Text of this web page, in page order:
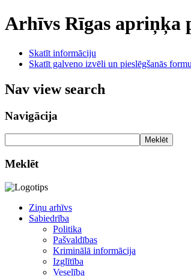
Arhīvs Rīgas apriņķa
Skatīt informāciju
Skatīt galveno izvēli un pieslēgšanās formu
Nav view search
Navigācija
Meklēt
Meklēt
Ziņu arhīvs
Sabiedrība
Politika
Pašvaldības
Kriminālā informācija
Izglītība
Veselība